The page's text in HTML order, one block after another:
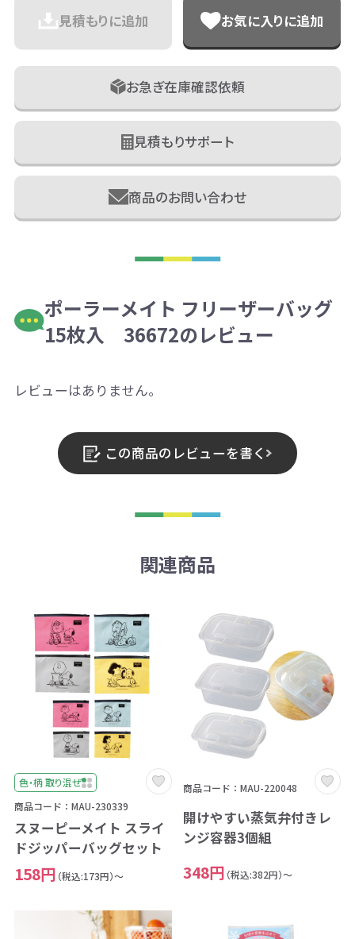
見積もりに追加 お気に入りに追加
お急ぎ在庫確認依頼
見積もりサポート
商品のお問い合わせ
ポーラーメイト フリーザーバッグ
15枚入 36672のレビュー
レビューはありません。
この商品のレビューを書く
関連商品
色・柄 取り混ぜ
商品コード：MAU-230339
スヌーピーメイト スライ
ドジッパーバッグセット
158円 （税込:173円）～
商品コード：MAU-220048
開けやすい蒸気弁付きレ
ンジ容器3個組
348円 （税込:382円）～